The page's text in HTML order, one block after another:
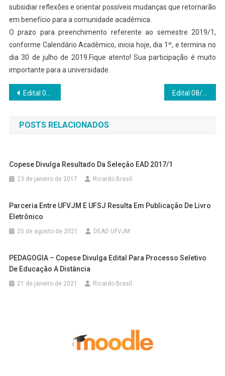
subsidiar reflexões e orientar possíveis mudanças que retornarão
em benefício para a comunidade acadêmica.
O prazo para preenchimento referente ao semestre 2019/1,
conforme Calendário Acadêmico, inicia hoje, dia 1º, e termina no
dia 30 de julho de 2019.Fique atento! Sua participação é muito
importante para a universidade.
Navegação
de
Post
Edital 07/DEAD/2019 – Eleição para coordenação e vice do curso de Pedagogia na modalidade a distância
POSTS RELACIONADOS
Copese Divulga Resultado Da Seleção EAD 2017/1
23 de janeiro de 2017 Ricardo Brasil
Parceria Entre UFVJM E UFSJ Resulta Em Publicação De Livro
Eletrônico
25 de agosto de 2021 DEAD UFVJM
PEDAGOGIA – Copese Divulga Edital Para Processo Seletivo
De Educação A Distância
21 de janeiro de 2021 Ricardo Brasil